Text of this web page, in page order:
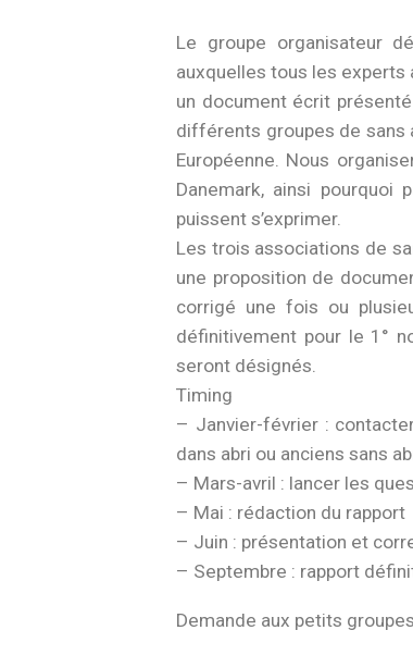
Le groupe organisateur
auxquelles tous les experts
un document écrit
différents groupes de sans
Européenne. Nous
Danemark, ainsi pourquoi
puissent s’exprimer.
Les trois associations de
une proposition de
corrigé une fois ou
définitivement pour le 1°
seront désignés.
Timing
– Janvier-février :
dans abri ou anciens sans
– Mars-avril : lancer les
– Mai : rédaction du rapport
– Juin : présentation et
– Septembre : rapport
Demande aux petits